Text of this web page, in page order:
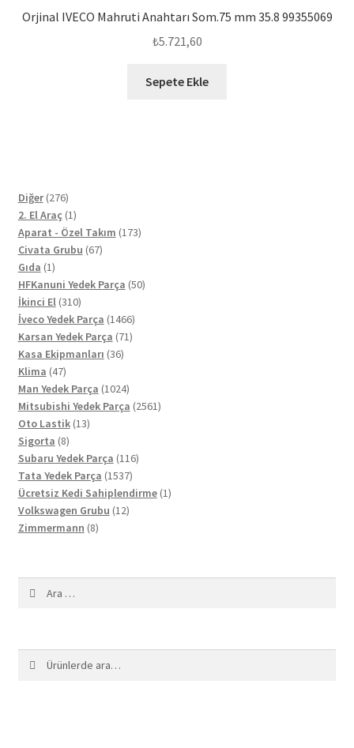
Orjinal IVECO Mahruti Anahtarı Som.75 mm 35.8 99355069
₺5.721,60
Sepete Ekle
Diğer 276276
ürün
2. El Araç 11
ürün
Aparat - Özel Takım 173173
Civata Grubu 6767
Gıda 11
ürün
HFKanuni Yedek Parça 5050
İkinci El 310310
ürün
İveco Yedek Parça 14661466
ürün
Karsan Yedek Parça 7171
Kasa Ekipmanları 3636
Klima 4747
ürün
Man Yedek Parça 10241024
ürün
Mitsubishi Yedek Parça 25612561
Oto Lastik 1313
Sigorta 88
ürün
Subaru Yedek Parça 116116
Tata Yedek Parça 15371537
ürün
Ücretsiz Kedi Sahiplendirme 11
Volkswagen Grubu 1212
Zimmermann 88